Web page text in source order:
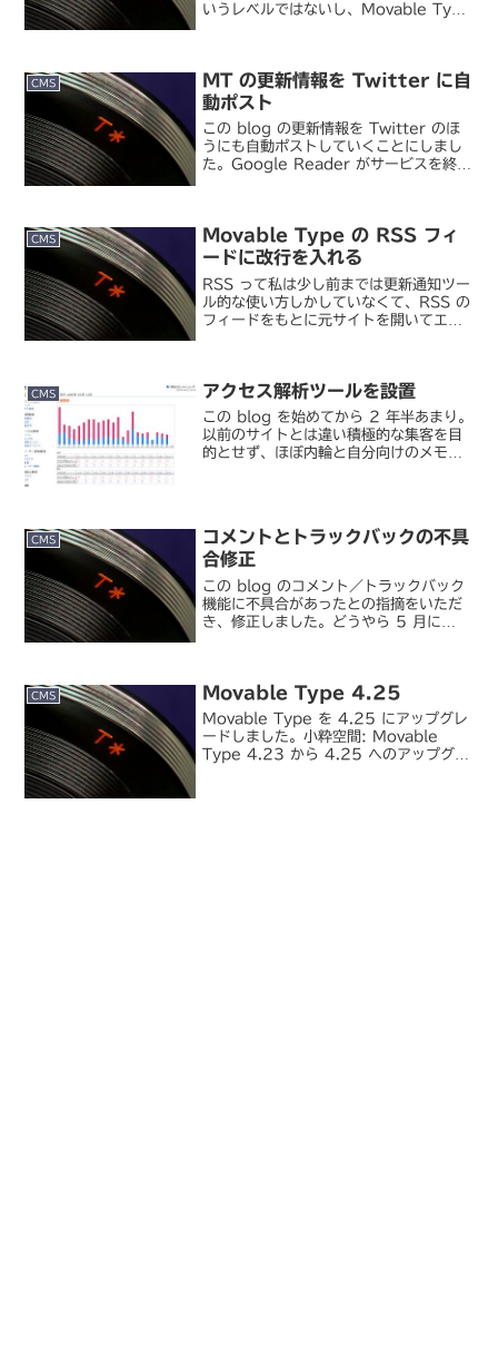
いうレベルではないし、Movable Type
かっているとい...
CMS
MT の更新情報を Twitter に自
動ポスト
この blog の更新情報を Twitter のほ
うにも自動ポストしていくことにしまし
た。Google Reader がサービスを終了
CMS
Movable Type の RSS フィ
ードに改行を入れる
RSS って私は少し前までは更新通知ツー
ル的な使い方しかしていなくて、RSS の
フィードをもとに元サイトを開いてエン
した。...
CMS アクセス解析ツールを設置
この blog を始めてから 2 年半あまり。
以前のサイトとは違い積極的な集客を目
的とせず、ほぼ内輪と自分向けのメモの
CMS
コメントとトラックバックの不具
合修正
この blog のコメント／トラックバック
機能に不具合があったとの指摘をいただ
き、修正しました。どうやら 5 月に
フ...
CMS Movable Type 4.25
Movable Type を 4.25 にアップグレ
ードしました。小粋空間: Movable
Type 4.23 から 4.25 へのアップグレ